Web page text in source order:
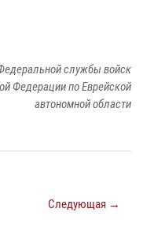
службы войск
Федерации по Еврейской
автономной области
Следующая →